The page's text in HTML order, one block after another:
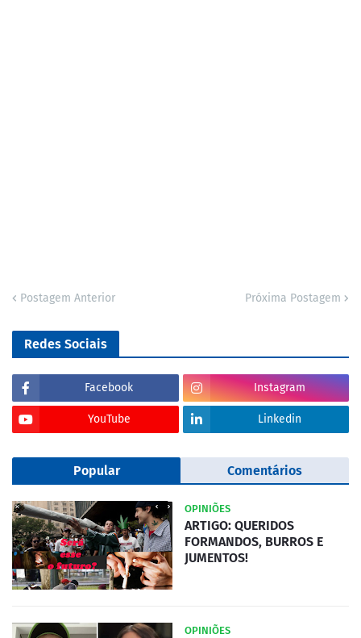
Postagem Anterior Próxima Postagem
Redes Sociais
Facebook Instagram
YouTube Linkedin
Popular Comentários
OPINIÕES
ARTIGO: QUERIDOS
FORMANDOS, BURROS E
JUMENTOS!
OPINIÕES